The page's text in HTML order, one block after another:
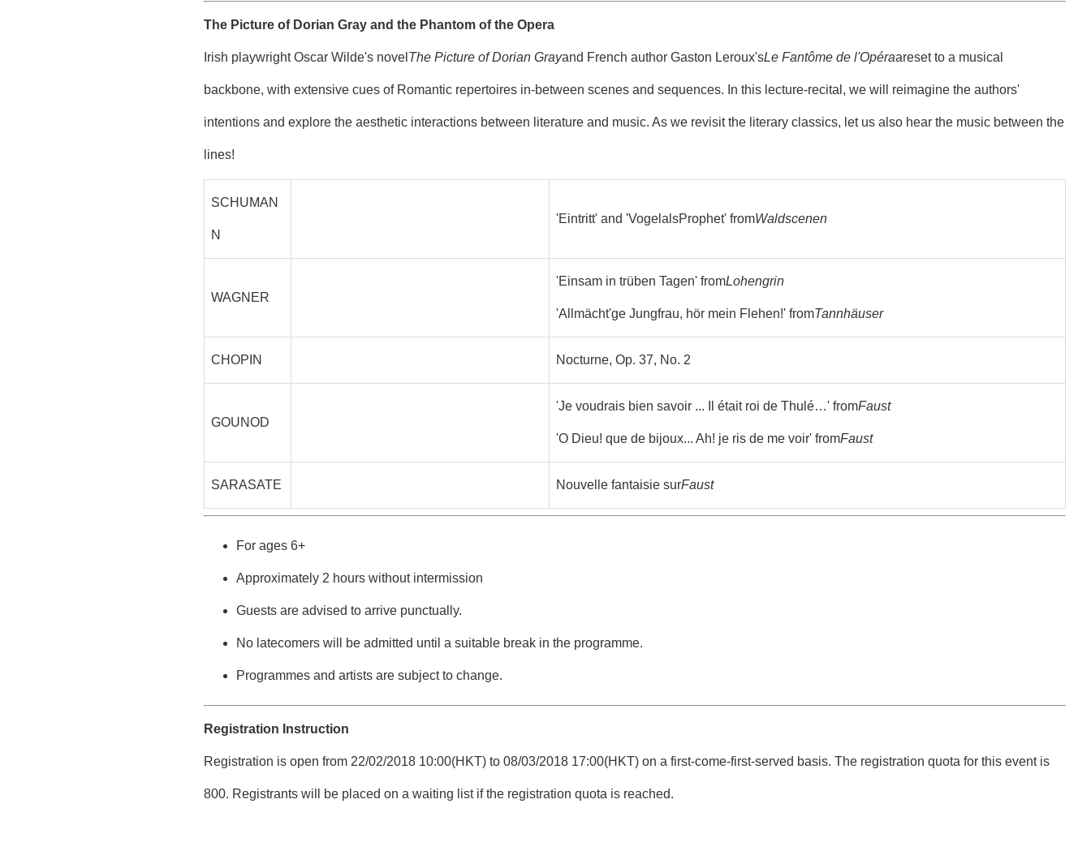
The Picture of Dorian Gray and the Phantom of the Opera
Irish playwright Oscar Wilde's novel The Picture of Dorian Grayand French author Gaston Leroux'sLe Fantôme de l'Opéraareset to a musical
backbone, with extensive cues of Romantic repertoires in-between scenes and sequences. In this lecture-recital, we will reimagine the authors'
intentions and explore the aesthetic interactions between literature and music. As we revisit the literary classics, let us also hear the music between the
lines!
SCHUMAN
N
'Eintritt' and 'VogelalsProphet' fromWaldscenen
WAGNER
'Einsam in trüben Tagen' fromLohengrin
'Allmächt'ge Jungfrau, hör mein Flehen!' fromTannhäuser
CHOPIN Nocturne, Op. 37, No. 2
GOUNOD
'Je voudrais bien savoir ... Il était roi de Thulé…' fromFaust
'O Dieu! que de bijoux... Ah! je ris de me voir' fromFaust
SARASATE Nouvelle fantaisie surFaust
For ages 6+
Approximately 2 hours without intermission
Guests are advised to arrive punctually.
No latecomers will be admitted until a suitable break in the programme.
Programmes and artists are subject to change.
Registration Instruction
Registration is open from 22/02/2018 10:00(HKT) to 08/03/2018 17:00(HKT) on a first-come-first-served basis. The registration quota for this event is
800. Registrants will be placed on a waiting list if the registration quota is reached.